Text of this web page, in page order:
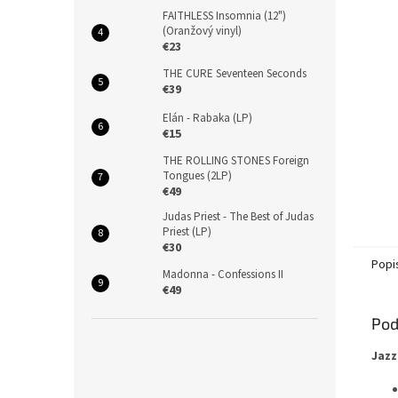
FAITHLESS Insomnia (12")
(Oranžový vinyl)
€23
THE CURE Seventeen Seconds
€39
Elán - Rabaka (LP)
€15
THE ROLLING STONES Foreign
Tongues (2LP)
€49
Judas Priest - The Best of Judas
Priest (LP)
€30
Madonna - Confessions II
€49